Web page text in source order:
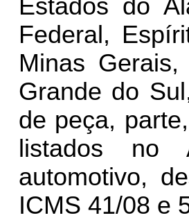
Estados do
Federal,
Minas
Grande do
de peça,
listados no
automotivo,
ICMS 41/08 e